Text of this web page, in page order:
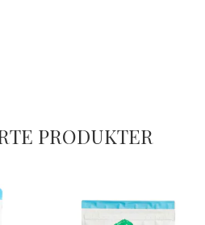
PRODUKTER